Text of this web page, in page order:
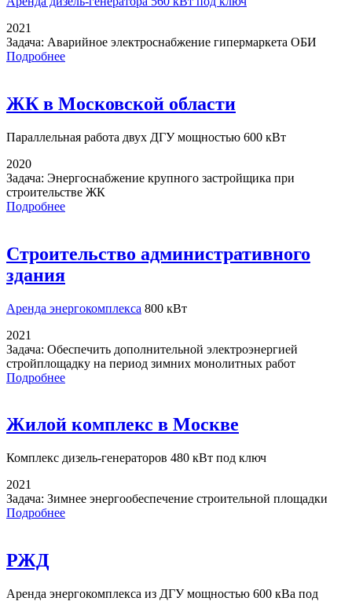
2021
Задача: Аварийное электроснабжение гипермаркета ОБИ
Подробнее
ЖК в Московской области
Параллельная работа двух ДГУ мощностью 600 кВт
2020
Задача: Энергоснабжение крупного застройщика при
строительстве ЖК
Подробнее
Строительство административного
здания
Аренда энергокомплекса 800 кВт
2021
Задача: Обеспечить дополнительной электроэнергией
стройплощадку на период зимних монолитных работ
Подробнее
Жилой комплекс в Москве
Комплекс дизель-генераторов 480 кВт под ключ
2021
Задача: Зимнее энергообеспечение строительной площадки
Подробнее
РЖД
Аренда энергокомплекса из ДГУ мощностью 600 кВа под